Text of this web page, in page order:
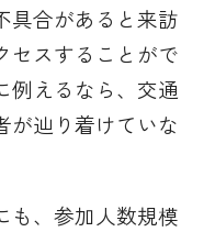
具合があると来訪
セスすることがで
例えるなら、交通
が辿り着けていな
も、参加人数規模